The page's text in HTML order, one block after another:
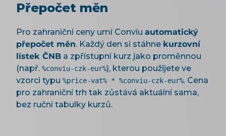
Přepočet měn
Pro zahraniční ceny umí Conviu automatický
přepočet měn. Každý den si stáhne kurzovní
lístek ČNB a zpřístupní kurz jako proměnnou
(např. %conviu-czk-eur%), kterou použijete ve
vzorci typu %price-vat% * %conviu-czk-eur%. Cena
pro zahraniční trh tak zůstává aktuální sama,
bez ruční tabulky kurzů.